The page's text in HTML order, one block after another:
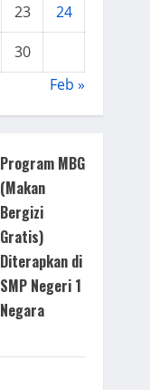
23
24
30
Feb »
Program MBG
(Makan
Bergizi
Gratis)
Diterapkan di
SMP Negeri 1
Negara